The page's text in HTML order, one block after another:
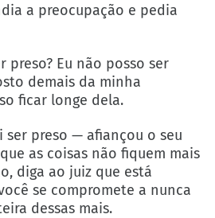
a preocupação e pedia
preso? Eu não posso ser
demais da minha
ficar longe dela.
ser preso — afiançou o seu
as coisas não fiquem mais
diga ao juiz que está
se compromete a nunca
dessas mais.